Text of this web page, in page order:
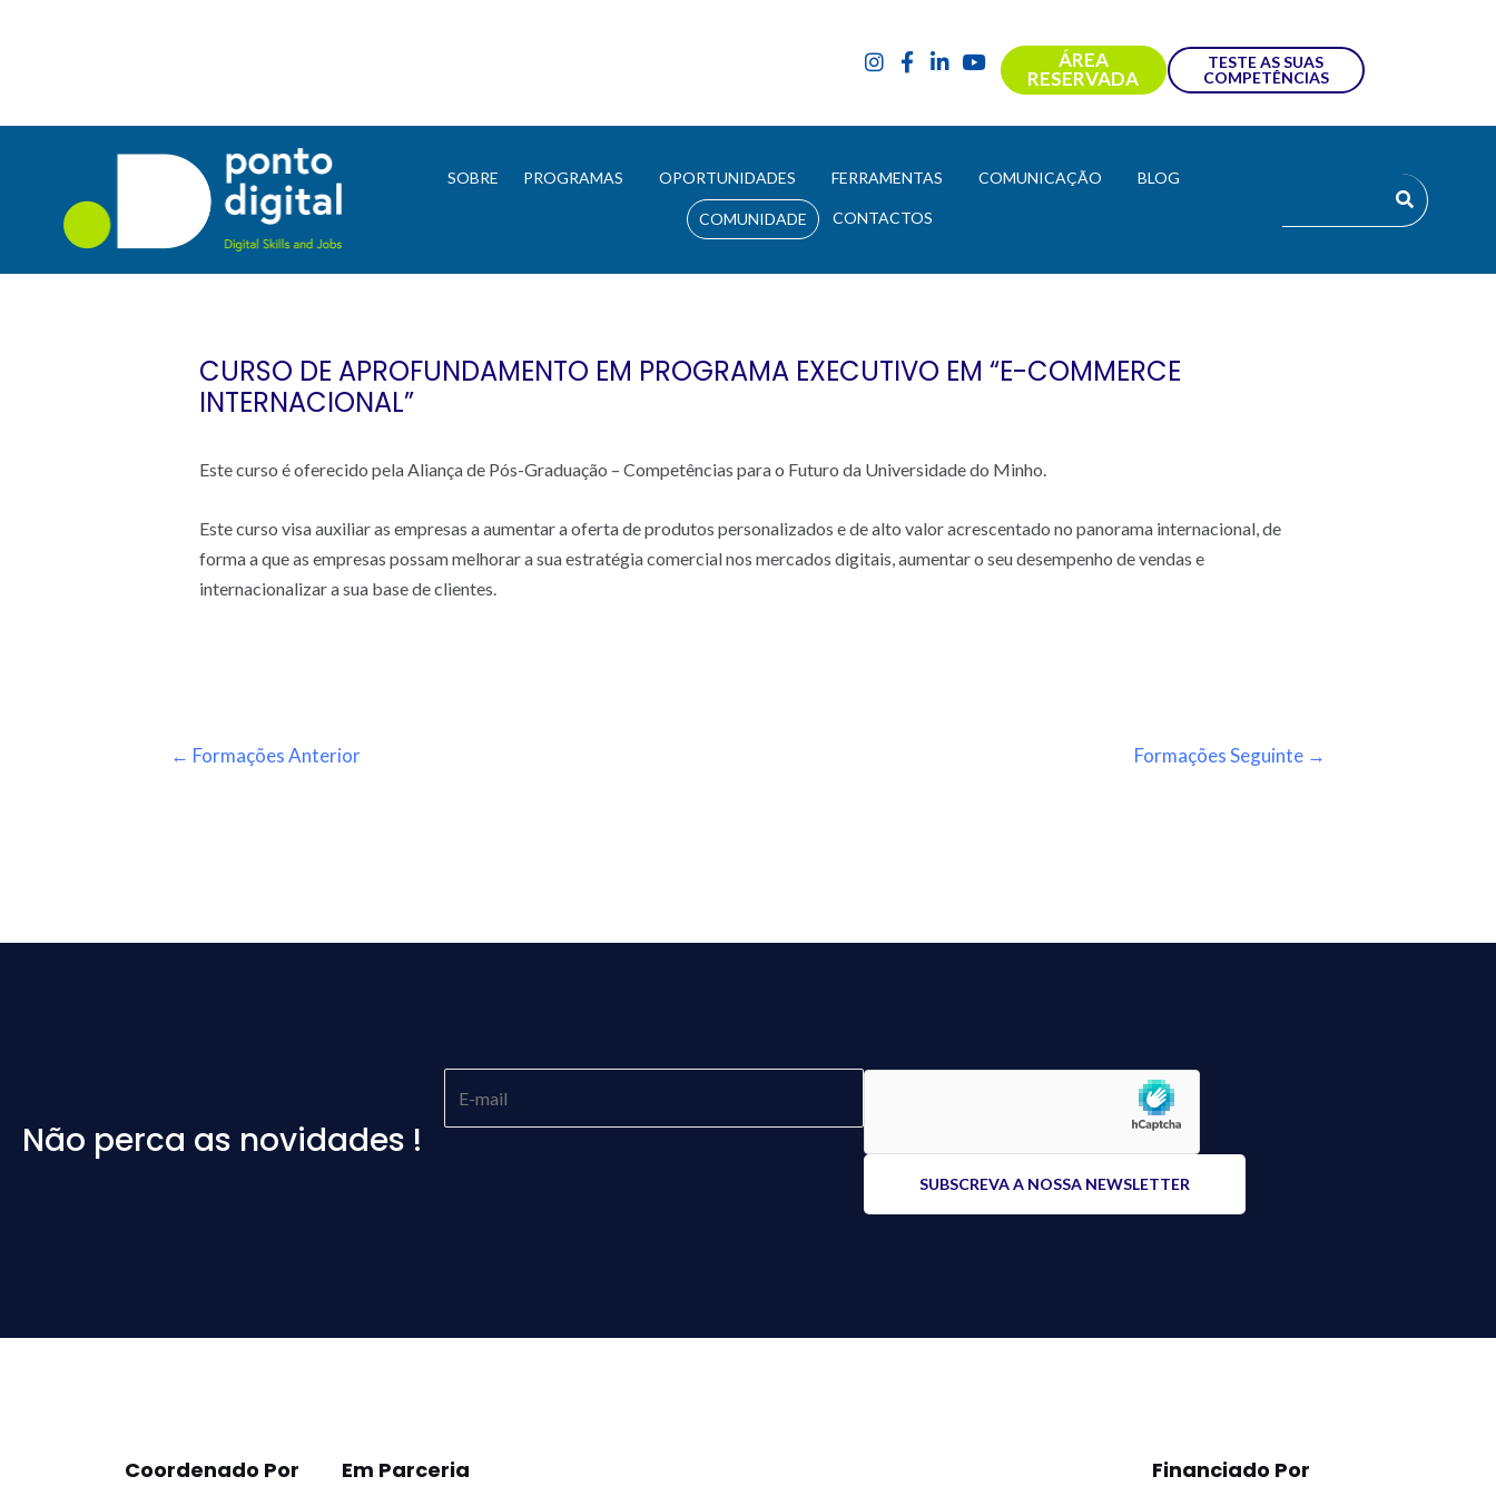
ÁREA
RESERVADA
TESTE AS SUAS
COMPETÊNCIAS
SOBRE PROGRAMAS OPORTUNIDADES FERRAMENTAS COMUNICAÇÃO BLOG
COMUNIDADE CONTACTOS
CURSO DE APROFUNDAMENTO EM PROGRAMA EXECUTIVO EM “E-COMMERCE
INTERNACIONAL”
Este curso é oferecido pela Aliança de Pós-Graduação – Competências para o Futuro da Universidade do Minho.
Este curso visa auxiliar as empresas a aumentar a oferta de produtos personalizados e de alto valor acrescentado no panorama internacional, de
forma a que as empresas possam melhorar a sua estratégia comercial nos mercados digitais, aumentar o seu desempenho de vendas e
internacionalizar a sua base de clientes.
← Formações Anterior Formações Seguinte →
Não perca as novidades !
Coordenado Por Em Parceria Financiado Por